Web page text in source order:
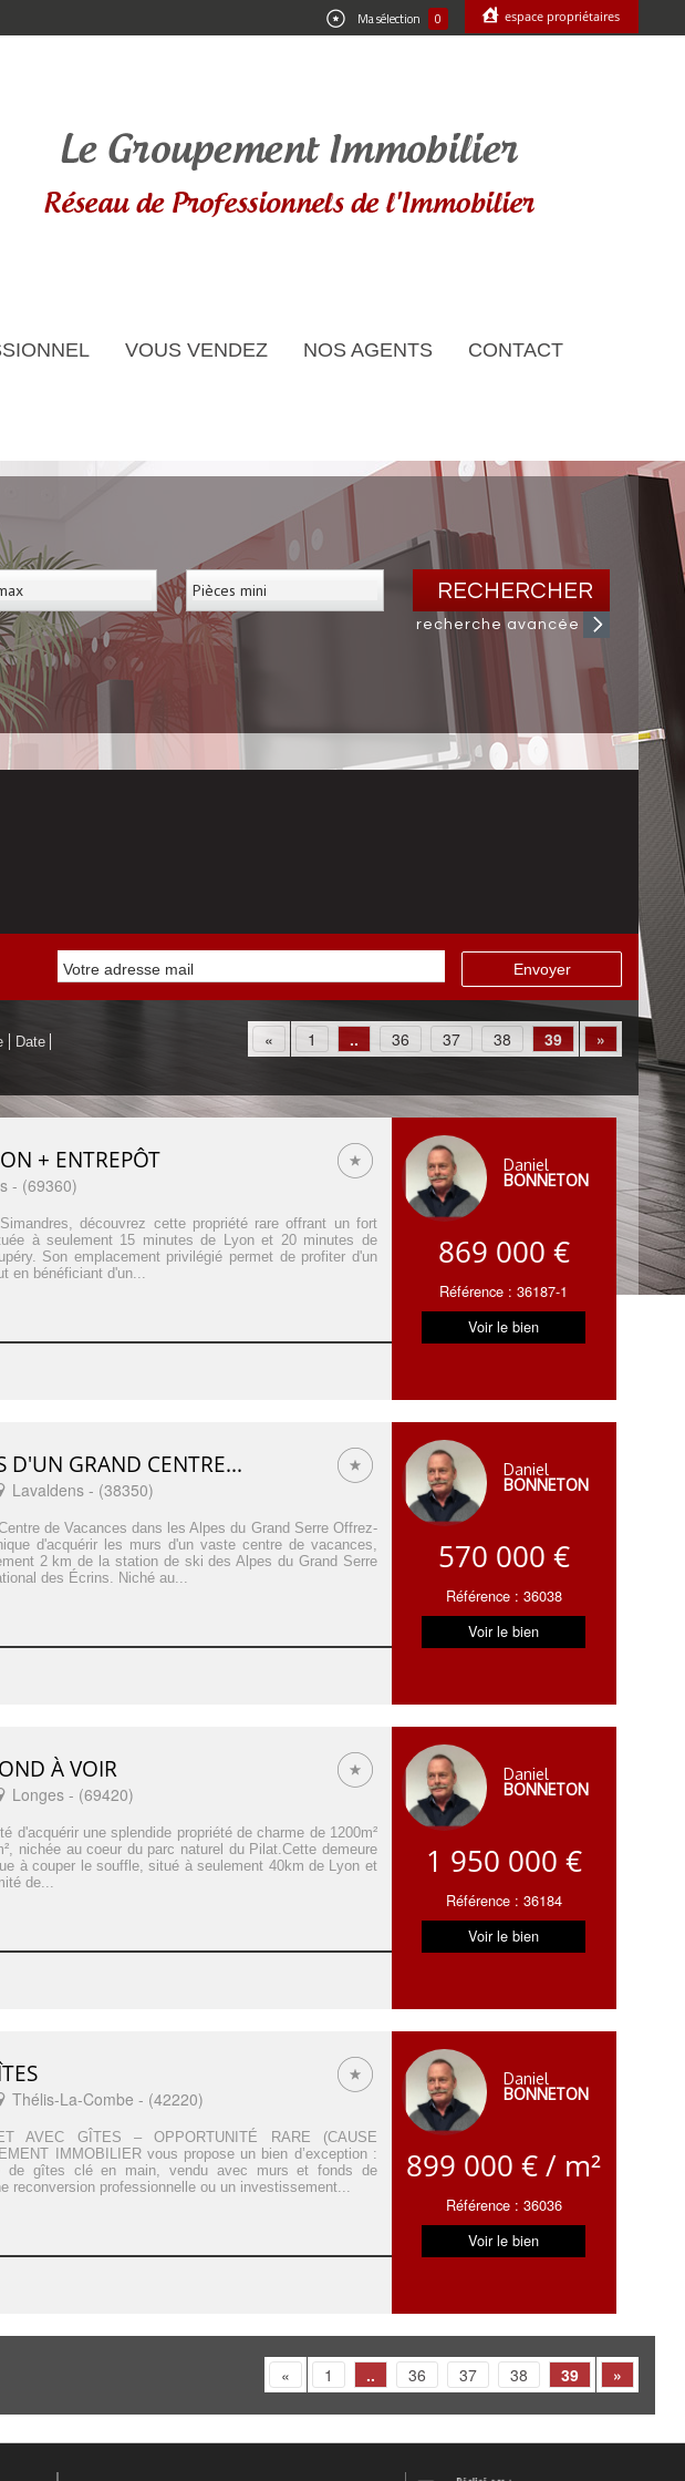
Ma sélection 0 espace propriétaires
VOUS VENDEZ NOS AGENTS CONTACT
RECHERCHER
recherche avancée
Date « 1 .. 36 37 38 39 »
+ ENTREPÔT
- (69360)
découvrez cette propriété rare offrant un fort
à seulement 15 minutes de Lyon et 20 minutes de
Son emplacement privilégié permet de profiter d'un
en bénéficiant d'un...
Daniel
BONNETON
869 000 €
Référence : 36187-1
Voir le bien
D'UN GRAND CENTRE...
Lavaldens - (38350)
de Vacances dans les Alpes du Grand Serre Offrez-
d'acquérir les murs d'un vaste centre de vacances,
2 km de la station de ski des Alpes du Grand Serre
des Écrins. Niché au...
Daniel
BONNETON
570 000 €
Référence : 36038
Voir le bien
À VOIR
Longes - (69420)
d'acquérir une splendide propriété de charme de 1200m²
nichée au coeur du parc naturel du Pilat.Cette demeure
à couper le souffle, situé à seulement 40km de Lyon et
de...
Daniel
BONNETON
1 950 000 €
Référence : 36184
Voir le bien
Thélis-La-Combe - (42220)
AVEC GÎTES – OPPORTUNITÉ RARE (CAUSE
IMMOBILIER vous propose un bien d’exception :
de gîtes clé en main, vendu avec murs et fonds de
reconversion professionnelle ou un investissement...
Daniel
BONNETON
899 000 € / m²
Référence : 36036
Voir le bien
« 1 .. 36 37 38 39 »